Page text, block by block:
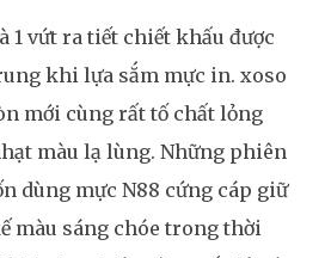
1 vứt ra tiết chiết khấu được
khi lựa sắm mực in. xoso
mới cùng rất tố chất lỏng
màu lạ lùng. Những phiên
dùng mực N88 cứng cáp giữ
màu sáng chóe trong thời